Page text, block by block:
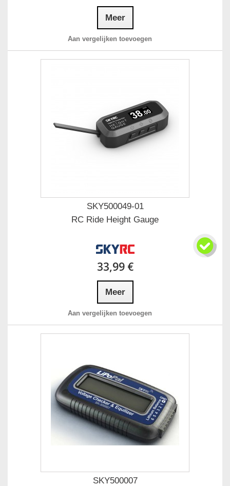
Meer
Aan vergelijken toevoegen
SKY500049-01
RC Ride Height Gauge
33,99 €
Meer
Aan vergelijken toevoegen
SKY500007